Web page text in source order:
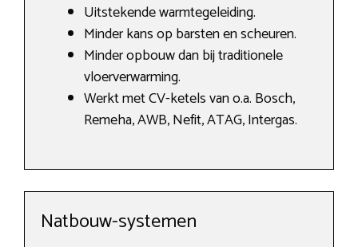
Uitstekende warmtegeleiding.
Minder kans op barsten en scheuren.
Minder opbouw dan bij traditionele
vloerverwarming.
Werkt met CV-ketels van o.a. Bosch,
Remeha, AWB, Nefit, ATAG, Intergas.
Natbouw-systemen